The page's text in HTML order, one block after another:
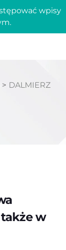
wpisy
> DALMIERZ
w